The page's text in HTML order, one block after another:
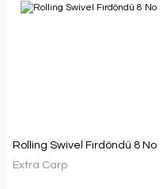
Rolling Swivel Fırdöndü 8 No
Extra Carp